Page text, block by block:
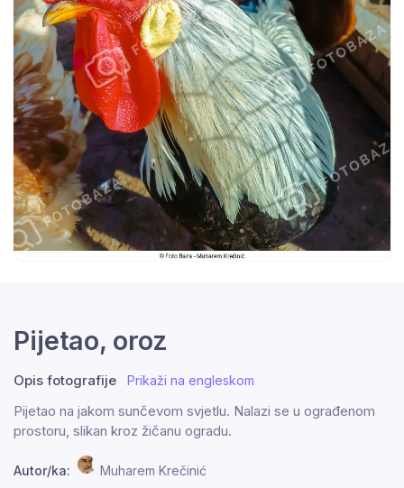
Pijetao, oroz
Opis fotografije Prikaži na engleskom
Pijetao na jakom sunčevom svjetlu. Nalazi se u ograđenom
prostoru, slikan kroz žičanu ogradu.
Autor/ka: Muharem Krečinić